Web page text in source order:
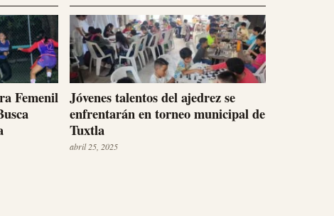
Femenil Jóvenes talentos del ajedrez se
enfrentarán en torneo municipal de
Tuxtla
abril 25, 2025